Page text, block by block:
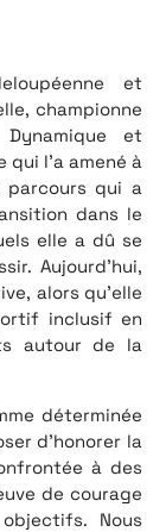
et
championne
et
l’a amené à
qui a
dans le
elle a dû se
Aujourd’hui,
alors qu’elle
inclusif en
autour de la
déterminée
d’honorer la
à des
de courage
Nous